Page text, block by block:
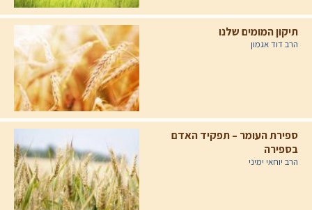
תיקון המומים שלנו
הרב דוד אגמון
ספירת העומר – תפקיד האדם
בספירה
הרב יוחאי ימיני